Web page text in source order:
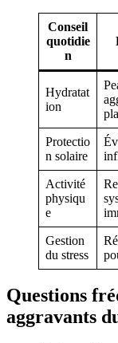
Conseil
quotidie
n
Hydratat
ion
Protectio
n solaire
Activité
physiqu
e
Gestion
du stress
Questions
aggravants